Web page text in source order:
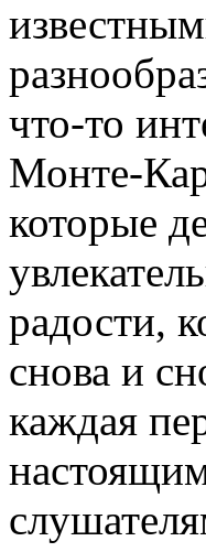
что-то
Монте-
которые
радости,
снова и
каждая